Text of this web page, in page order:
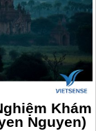
Khám
Nguyen)